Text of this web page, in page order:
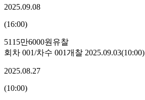
2025.09.08
(16:00)
5115만6000원 유찰
회차 001/차수 001개찰 2025.09.03(10:00)
2025.08.27
(10:00)